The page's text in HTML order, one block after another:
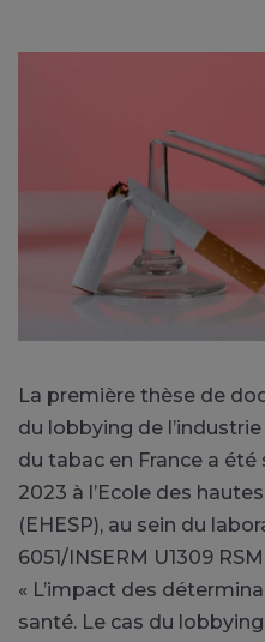
La première thèse de
du lobbying de
du tabac en France a
2023 à l’Ecole des
(EHESP), au sein du
6051/INSERM U1309
« L’impact des
santé. Le cas du